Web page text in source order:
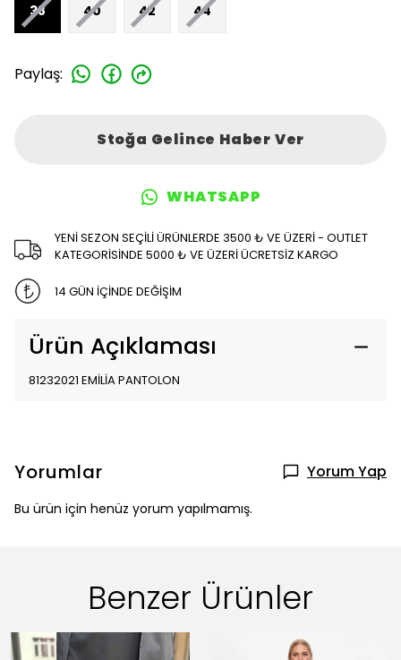
38 40 42 44
Paylaş:
Stoğa Gelince Haber Ver
WHATSAPP
YENİ SEZON SEÇİLİ ÜRÜNLERDE 3500 ₺ VE ÜZERİ - OUTLET
KATEGORİSİNDE 5000 ₺ VE ÜZERİ ÜCRETSİZ KARGO
14 GÜN İÇİNDE DEĞİŞİM
Ürün Açıklaması
81232021 EMİLİA PANTOLON
Yorumlar Yorum Yap
Bu ürün için henüz yorum yapılmamış.
Benzer Ürünler